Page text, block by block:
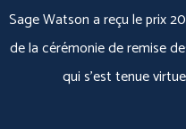
Sage Watson a reçu le prix
de la cérémonie de remise
qui s'est tenue